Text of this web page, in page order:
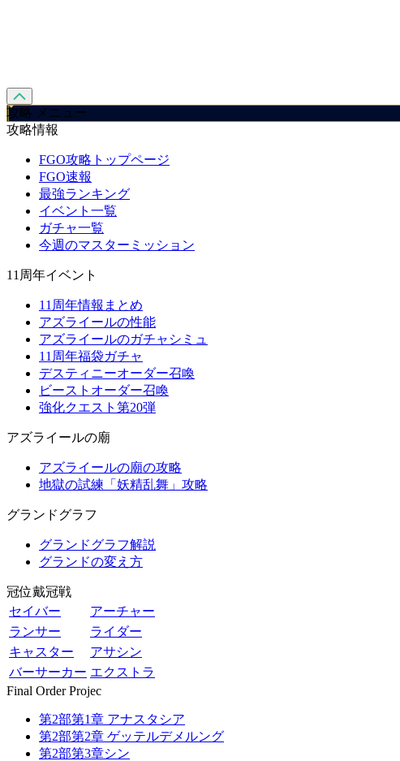
攻略 メニュー
攻略情報
FGO攻略トップページ
FGO速報
最強ランキング
イベント一覧
ガチャ一覧
今週のマスターミッション
11周年イベント
11周年情報まとめ
アズライールの性能
アズライールのガチャシミュ
11周年福袋ガチャ
デスティニーオーダー召喚
ビーストオーダー召喚
強化クエスト第20弾
アズライールの廟
アズライールの廟の攻略
地獄の試練「妖精乱舞」攻略
グランドグラフ
グランドグラフ解説
グランドの変え方
冠位戴冠戦
セイバー
アーチャー
ランサー
ライダー
キャスター
アサシン
バーサーカー エクストラ
Final Order Projec
第2部第1章 アナスタシア
第2部第2章 ゲッテルデメルング
第2部第3章シン